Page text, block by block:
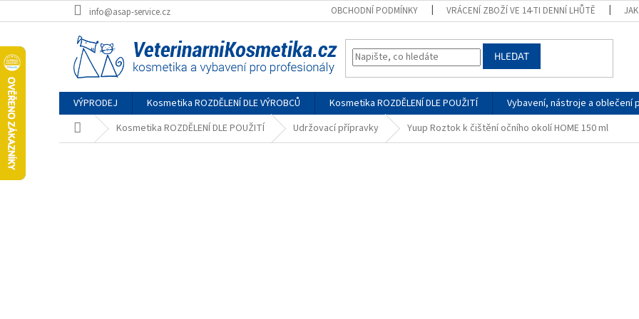
na
info@asap-service.cz OBCHODNÍ PODMÍNKY VRÁCENÍ ZBOŽÍ VE 14-TI DENNÍ LHŮTĚ
HLEDAT
VÝPRODEJ Kosmetika ROZDĚLENÍ DLE VÝROBCŮ Kosmetika ROZDĚLENÍ DLE POUŽITÍ Vybavení, nástroje a oblečení
Domů Kosmetika ROZDĚLENÍ DLE POUŽITÍ Udržovací přípravky Yuup Roztok k čištění očního okolí HOME 150 ml